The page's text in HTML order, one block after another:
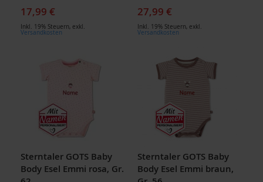
17,99 €
Inkl. 19% Steuern, exkl.
Versandkosten
27,99 €
Inkl. 19% Steuern, exkl.
Versandkosten
Sterntaler GOTS Baby
Body Esel Emmi rosa, Gr.
Sterntaler GOTS Baby
Body Esel Emmi braun,